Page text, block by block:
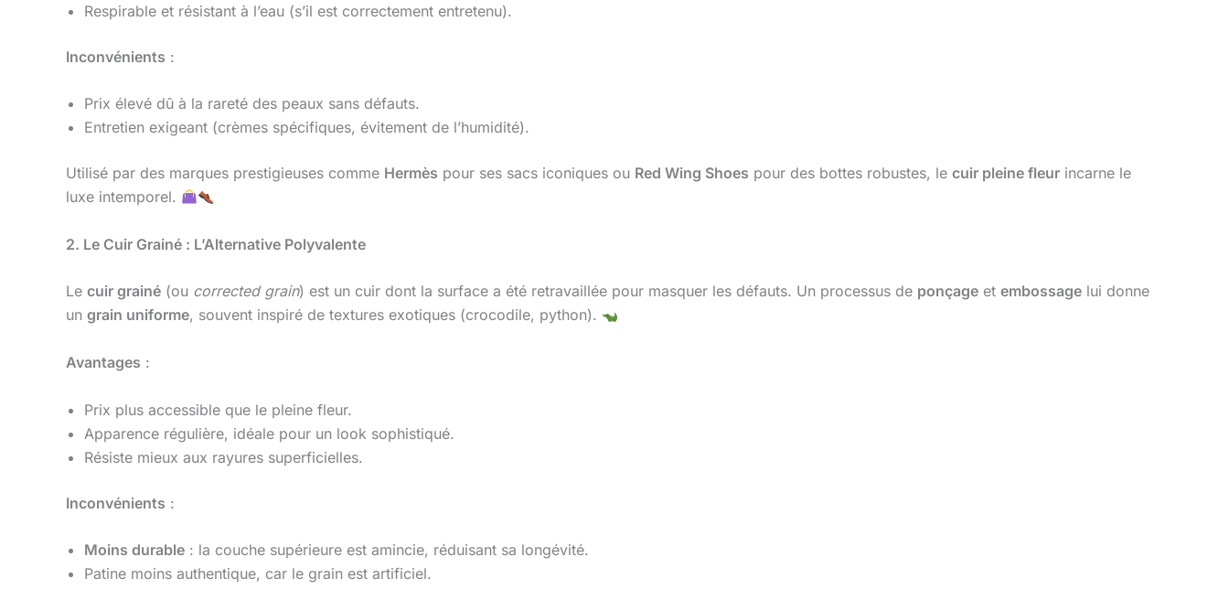
Respirable et résistant à l’eau (s’il est correctement entretenu).
Inconvénients :
Prix élevé dû à la rareté des peaux sans défauts.
Entretien exigeant (crèmes spécifiques, évitement de l’humidité).
Utilisé par des marques prestigieuses comme Hermès pour ses sacs iconiques ou Red Wing Shoes pour des bottes robustes, le cuir pleine fleur incarne le
luxe intemporel.
2. Le Cuir Grainé : L’Alternative Polyvalente
Le cuir grainé (ou corrected grain) est un cuir dont la surface a été retravaillée pour masquer les défauts. Un processus de ponçage et embossage lui donne
un grain uniforme, souvent inspiré de textures exotiques (crocodile, python).
Avantages :
Prix plus accessible que le pleine fleur.
Apparence régulière, idéale pour un look sophistiqué.
Résiste mieux aux rayures superficielles.
Inconvénients :
Moins durable : la couche supérieure est amincie, réduisant sa longévité.
Patine moins authentique, car le grain est artificiel.